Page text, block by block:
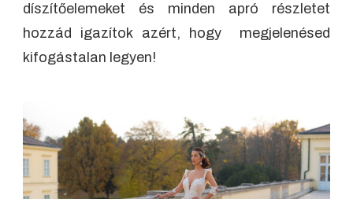
díszítőelemeket és minden apró részletet
hozzád igazítok azért, hogy megjelenésed
kifogástalan legyen!